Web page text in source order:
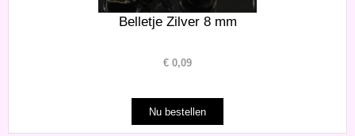
Belletje Zilver 8 mm
€ 0,09